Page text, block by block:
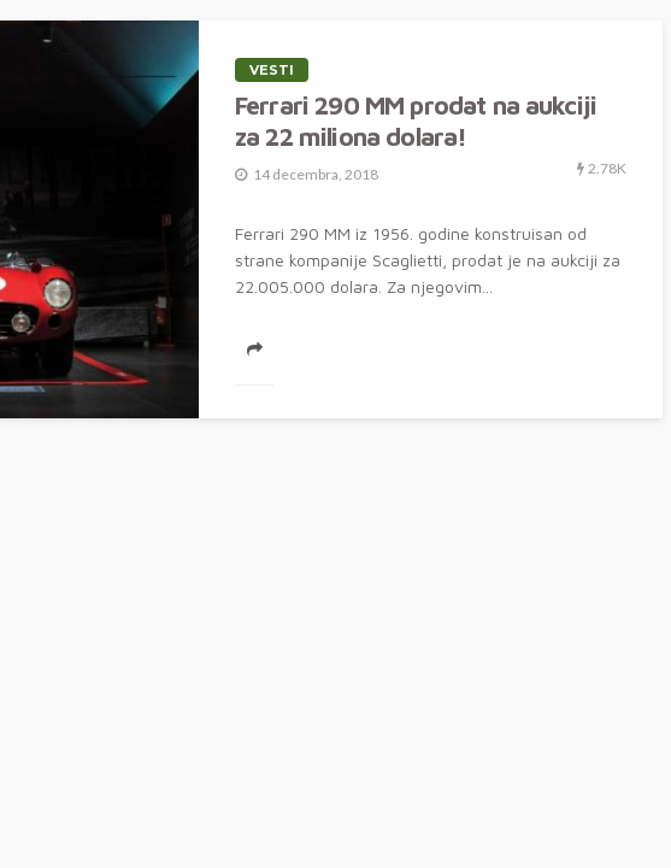
VESTI
Ferrari 290 MM prodat na aukciji
za 22 miliona dolara!
14 decembra, 2018 2.78K
Ferrari 290 MM iz 1956. godine konstruisan od
strane kompanije Scaglietti, prodat je na aukciji za
22.005.000 dolara. Za njegovim...